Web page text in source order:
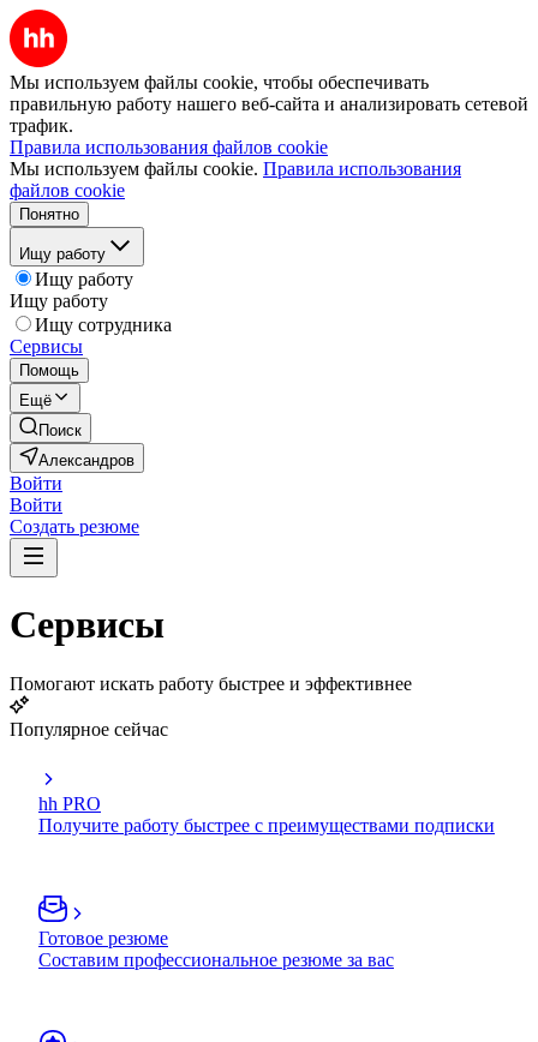
Мы используем файлы cookie, чтобы обеспечивать
правильную работу нашего веб-сайта и анализировать сетевой
трафик.
Правила использования файлов cookie
Мы используем файлы cookie. Правила использования
файлов cookie
Понятно
Ищу работу
Ищу работу
Ищу работу
Ищу сотрудника
Сервисы
Помощь
Ещё
Поиск
Александров
Войти
Войти
Создать резюме
Сервисы
Помогают искать работу быстрее и эффективнее
Популярное сейчас
hh PRO
Получите работу быстрее с преимуществами подписки
Готовое резюме
Составим профессиональное резюме за вас